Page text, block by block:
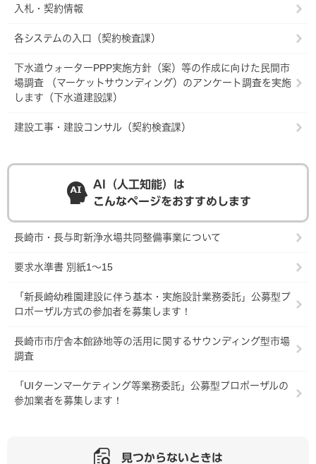
入札・契約情報
各システムの入口（契約検査課）
下水道ウォーターPPP実施方針（案）等の作成に向けた民間市
場調査 （マーケットサウンディング）のアンケート調査を実施
します（下水道建設課）
建設工事・建設コンサル（契約検査課）
AI（人工知能）は
こんなページをおすすめします
長崎市・長与町新浄水場共同整備事業について
要求水準書 別紙1～15
「新長崎幼稚園建設に伴う基本・実施設計業務委託」公募型プ
ロポーザル方式の参加者を募集します！
長崎市市庁舎本館跡地等の活用に関するサウンディング型市場
調査
「UIターンマーケティング等業務委託」公募型プロポーザルの
参加業者を募集します！
見つからないときは